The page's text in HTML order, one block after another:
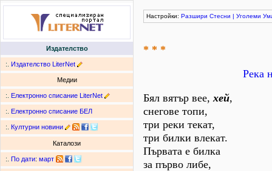
Издателство
:. Издателство LiterNet
Медии
:. Електронно списание LiterNet
:. Електронно списание БЕЛ
:. Културни новини
Каталози
:. По дати: март
Настройки: Разшири Стесни | Уголеми
* * *
Река
Бял вятър вее,хей,
снегове топи,
три реки текат,
три билки влекат.
Първата е билка
за първо либе,